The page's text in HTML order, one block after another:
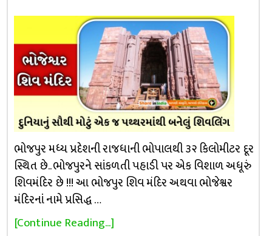
ભોજપુર મધ્ય પ્રદેશની રાજધાની ભોપાલથી ૩૨ કિલોમીટર દૂર
સ્થિત છે.. ભોજપુરને સાંકળતી પહાડી પર એક વિશાળ અધૂરું
શિવમંદિર છે !!! આ ભોજપુર શિવ મંદિર અથવા ભોજેશ્વર
મંદિરનાં નામે પ્રસિદ્ધ …
[Continue Reading...]